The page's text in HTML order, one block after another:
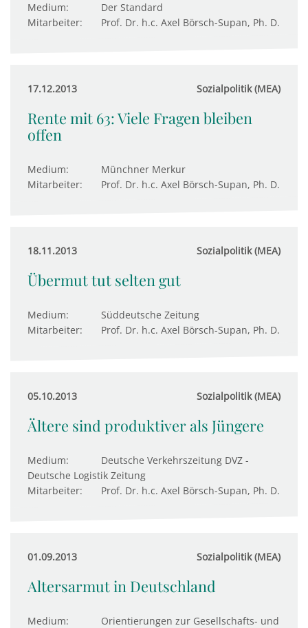
Medium:
Der Standard
Mitarbeiter:
Prof. Dr. h.c. Axel Börsch-Supan, Ph. D.
17.12.2013 Sozialpolitik (MEA)
Rente mit 63: Viele Fragen bleiben
offen
Medium:
Münchner Merkur
Mitarbeiter:
Prof. Dr. h.c. Axel Börsch-Supan, Ph. D.
18.11.2013 Sozialpolitik (MEA)
Übermut tut selten gut
Medium:
Süddeutsche Zeitung
Mitarbeiter:
Prof. Dr. h.c. Axel Börsch-Supan, Ph. D.
05.10.2013 Sozialpolitik (MEA)
Ältere sind produktiver als Jüngere
Medium:
Deutsche Verkehrszeitung DVZ -
Deutsche Logistik Zeitung
Mitarbeiter:
Prof. Dr. h.c. Axel Börsch-Supan, Ph. D.
01.09.2013 Sozialpolitik (MEA)
Altersarmut in Deutschland
Medium:
Orientierungen zur Gesellschafts- und